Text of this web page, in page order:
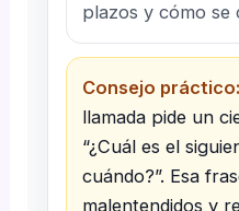
plazos y cómo se
Consejo práctico:
llamada pide un
“¿Cuál es el
cuándo?”. Esa
malentendidos y